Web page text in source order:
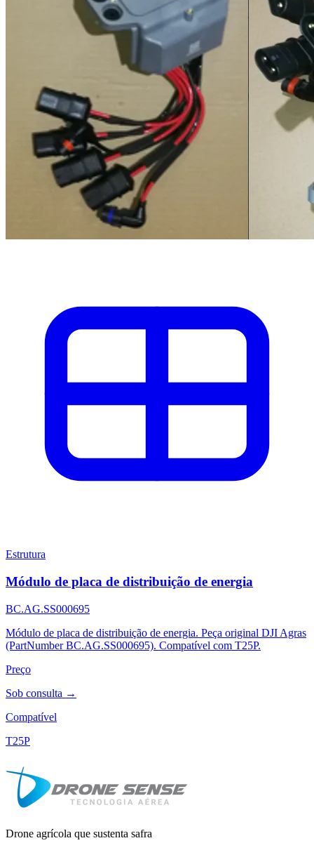
Estrutura
Módulo de placa de distribuição de energia
BC.AG.SS000695
Módulo de placa de distribuição de energia. Peça original DJI Agras
(PartNumber BC.AG.SS000695). Compatível com T25P.
Preço
Sob consulta →
Compatível
T25P
Drone agrícola que sustenta safra